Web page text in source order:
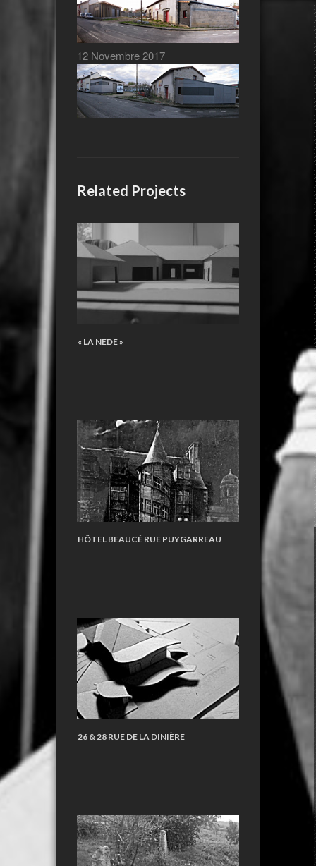
12 Novembre 2017
Related Projects
« LA NEDE »
HÔTEL BEAUCÉ RUE PUYGARREAU
26 & 28 RUE DE LA DINIÈRE